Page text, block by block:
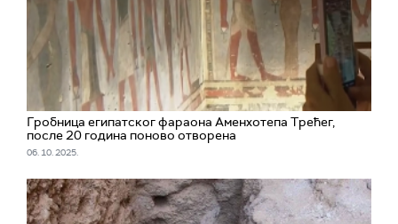
Гробница египатског фараона Аменхотепа Трећег,
после 20 година поново отворена
06. 10. 2025.